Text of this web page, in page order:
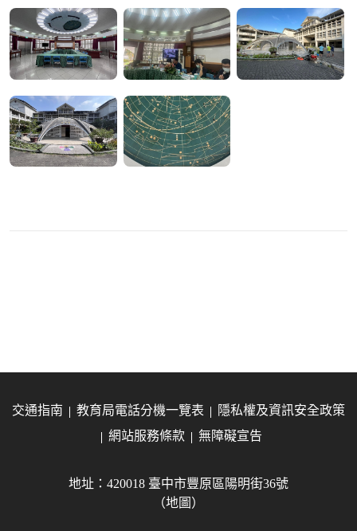
交通指南 教育局電話分機一覽表
隱私權及資訊安全政策
網站服務條款
無障礙宣告
地址：420018 臺中市豐原區陽明街36號
（地圖）